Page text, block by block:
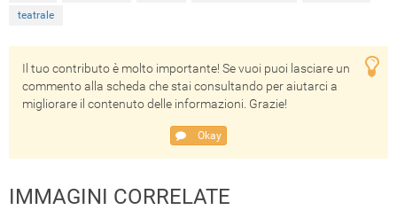
teatrale
Il tuo contributo è molto importante! Se vuoi puoi lasciare un
commento alla scheda che stai consultando per aiutarci a
migliorare il contenuto delle informazioni. Grazie!
Okay
IMMAGINI CORRELATE